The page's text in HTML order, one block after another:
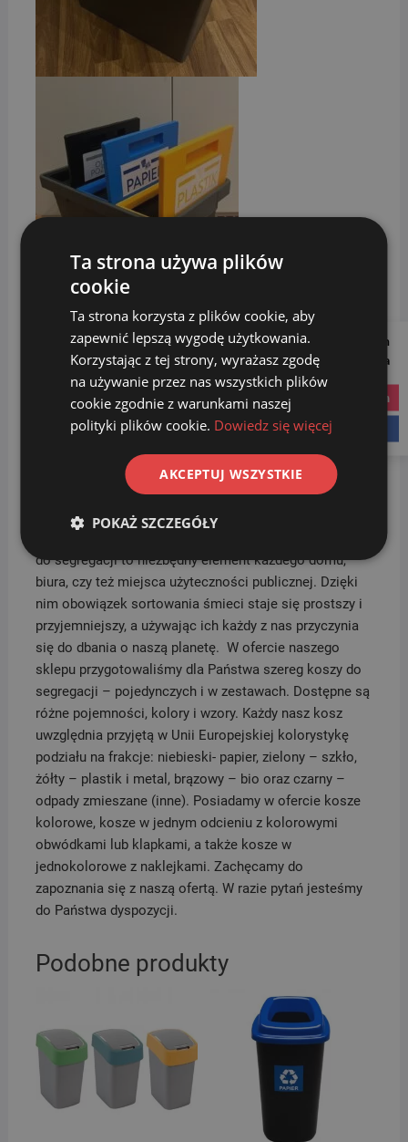
DANE TECHNICZNE:
Wymiary kosza: 49,6 cm x 29,6 cm
Wysokość kosza: 42,5 cm
Sprawdź inne nasze kosze do segregacji oraz zestawy
do segregacji to niezbędny element każdego domu,
biura, czy też miejsca użyteczności publicznej. Dzięki
nim obowiązek sortowania śmieci staje się prostszy i
przyjemniejszy, a używając ich każdy z nas przyczynia
się do dbania o naszą planetę. W ofercie naszego
sklepu przygotowaliśmy dla Państwa szereg koszy do
segregacji – pojedynczych i w zestawach. Dostępne są
różne pojemności, kolory i wzory. Każdy nasz kosz
uwzględnia przyjętą w Unii Europejskiej kolorystykę
podziału na frakcje: niebieski- papier, zielony – szkło,
żółty – plastik i metal, brązowy – bio oraz czarny –
odpady zmieszane (inne). Posiadamy w ofercie kosze
kolorowe, kosze w jednym odcieniu z kolorowymi
obwódkami lub klapkami, a także kosze w
jednokolorowe z naklejkami. Zachęcamy do
zapoznania się z naszą ofertą. W razie pytań jesteśmy
do Państwa dyspozycji.
Podobne produkty
Follow us on
Social Media
instagram
Ta strona używa plików
cookie
Ta strona korzysta z plików cookie, aby
zapewnić lepszą wygodę użytkowania.
Korzystając z tej strony, wyrażasz zgodę
na używanie przez nas wszystkich plików
cookie zgodnie z warunkami naszej
polityki plików cookie. Dowiedz się więcej
AKCEPTUJ WSZYSTKIE
POKAŻ SZCZEGÓŁY